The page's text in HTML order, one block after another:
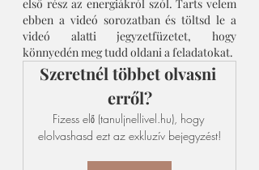
első rész az energiákról szól. Tarts velem
ebben a videó sorozatban és töltsd le a
videó alatti jegyzetfüzetet, hogy
könnyedén meg tudd oldani a feladatokat.
Szeretnél többet olvasni
erről?
Fizess elő (tanuljnellivel.hu), hogy
elolvashasd ezt az exkluzív bejegyzést!